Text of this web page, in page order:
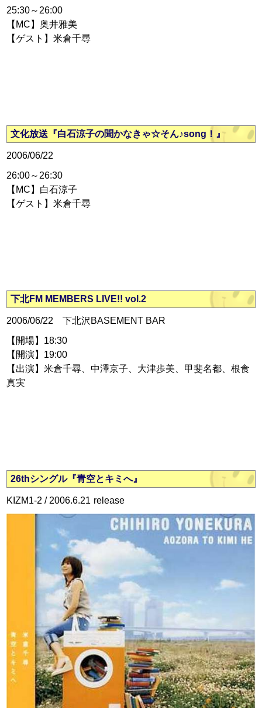
25:30～26:00
【MC】奥井雅美
【ゲスト】米倉千尋
文化放送『白石涼子の聞かなきゃ☆そん♪song！』
2006/06/22
26:00～26:30
【MC】白石涼子
【ゲスト】米倉千尋
下北FM MEMBERS LIVE!! vol.2
2006/06/22 下北沢BASEMENT BAR
【開場】18:30
【開演】19:00
【出演】米倉千尋、中澤京子、大津歩美、甲斐名都、根食
真実
26thシングル『青空とキミへ』
KIZM1-2 / 2006.6.21 release